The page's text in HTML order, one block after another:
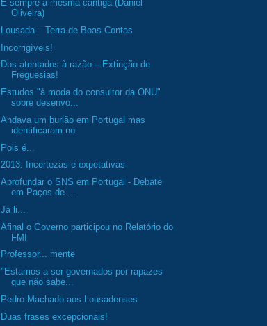
É sempre a mesma cantiga (Daniel
Oliveira)
Lousada – Terra de Boas Contas
Incorrigíveis!
Dos atentados à razão – Extinção de
Freguesias!
Estudos "à moda do consultor da ONU"
sobre desenvo...
Andava um burlão em Portugal mas
identificaram-no
Pois é...
2013: Incertezas e expetativas
Aprofundar o SNS em Portugal - Debate
em Paços de ...
Já li...
Afinal o Governo participou no Relatório do
FMI
Professor... mente
"Estamos a ser governados por rapazes
que não sabe...
Pedro Machado aos Lousadenses
Duas frases excepcionais!